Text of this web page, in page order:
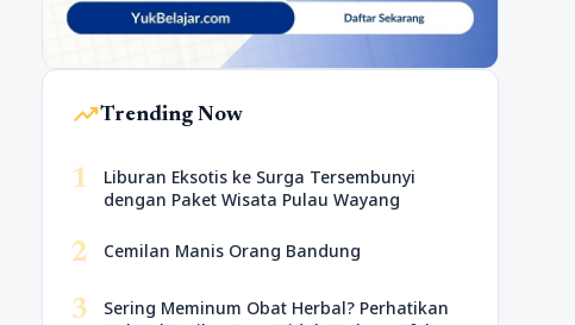
trending_upTrending Now
1
Liburan Eksotis ke Surga Tersembunyi
dengan Paket Wisata Pulau Wayang
2 Cemilan Manis Orang Bandung
3
Sering Meminum Obat Herbal? Perhatikan